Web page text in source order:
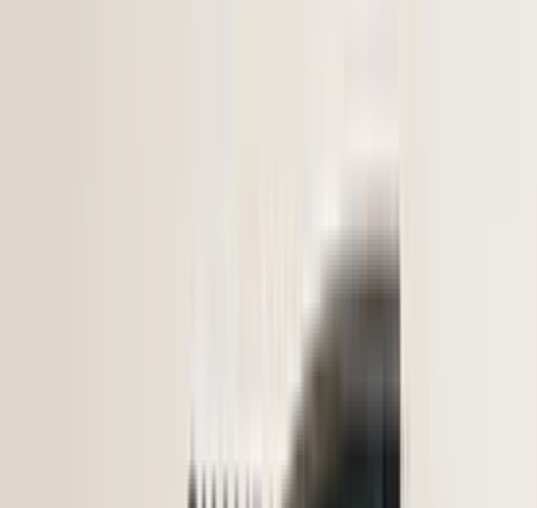
Bij het afhalen van het onderdeel adviseren wij vriendelijk om voor
vertrek altijd telefonisch contact met ons op te nemen. Op die manier